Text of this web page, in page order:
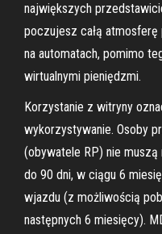
największych
poczujesz całą
na automatach, pomimo
wirtualnymi pieniędzmi.
Korzystanie z witryny
wykorzystywanie. Osoby
(obywatele RP) nie
do 90 dni, w ciągu 6
wjazdu (z możliwością
następnych 6 miesięcy).